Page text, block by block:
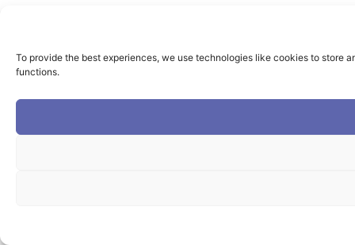
To provide the best experiences, we use technologies like cookies to store
functions.